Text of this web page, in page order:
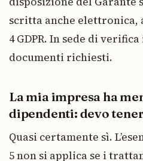
scritta anche elettronica,
4 GDPR. In sede di
documenti richiesti.
La mia impresa ha
dipendenti: devo
Quasi certamente sì.
5 non si applica se i